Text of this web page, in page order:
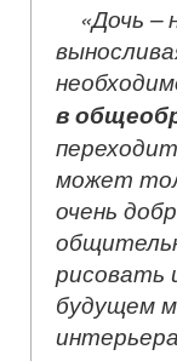
«Дочь –
в
может
очень
рисовать
будущем